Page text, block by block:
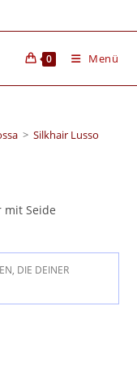
0 Menü
> Silkhair Lusso
mit Seide
DIE DEINER